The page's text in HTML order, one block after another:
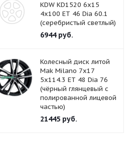
KDW KD1520 6x15
4x100 ET 46 Dia 60.1
(серебристый светлый)
6944руб.
Колесный диск литой
Mak Milano 7x17
5x114.3 ET 48 Dia 76
(чёрный глянцевый с
полированной лицевой
частью)
21445руб.